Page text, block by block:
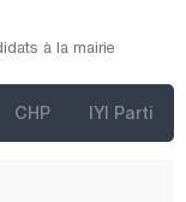
à la mairie
CHP IYI Parti